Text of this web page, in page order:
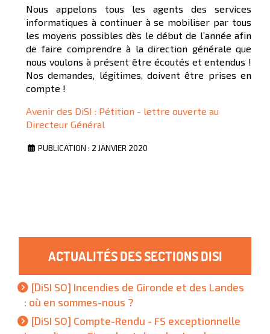
Nous appelons tous les agents des services
informatiques à continuer à se mobiliser par tous
les moyens possibles dès le début de l’année afin
de faire comprendre à la direction générale que
nous voulons à présent être écoutés et entendus !
Nos demandes, légitimes, doivent être prises en
compte !
Avenir des DiSI : Pétition - lettre ouverte au
Directeur Général
PUBLICATION : 2 JANVIER 2020
ACTUALITÉS DES SECTIONS DISI
[DiSI SO] Incendies de Gironde et des Landes
: où en sommes-nous ?
[DiSI SO] Compte-Rendu - FS exceptionnelle